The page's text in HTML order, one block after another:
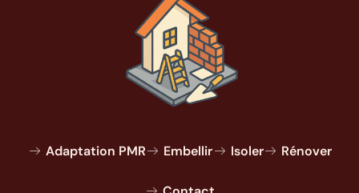
Adaptation PMR Embellir Isoler Rénover